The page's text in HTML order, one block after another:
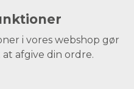
i vores webshop gør
afgive din ordre.